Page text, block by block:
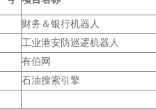
财务＆银行机器人
工业港安防巡逻机器人
有伯网
石油搜索引擎